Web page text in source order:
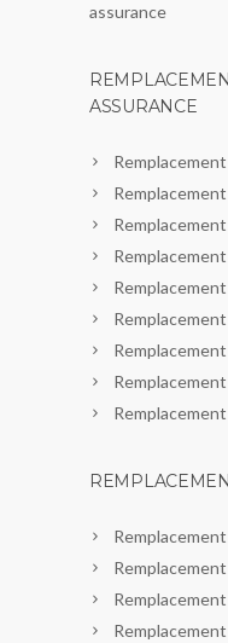
assurance
ASSURANCE